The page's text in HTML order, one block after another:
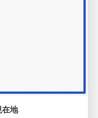
在地